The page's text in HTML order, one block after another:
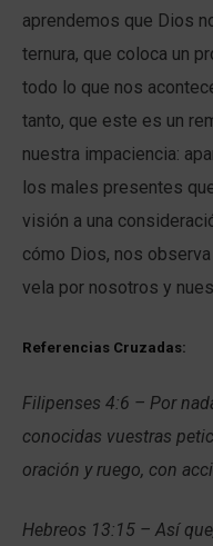
aprendemos que Dios
ternura, que coloca un
todo lo que nos
tanto, que este es un
nuestra impaciencia:
los males presentes
visión a una
cómo Dios, nos
vela por nosotros y
Referencias Cruzadas:
Filipenses 4:6 – Por
conocidas vuestras
oración y ruego, con
Hebreos 13:15 – Así